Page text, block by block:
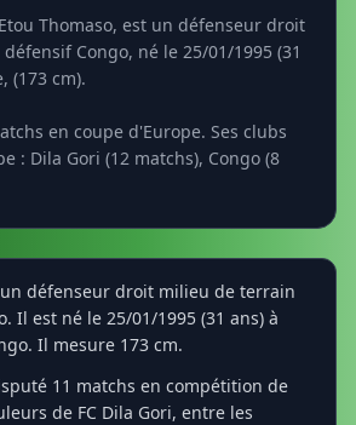
Thomaso, est un défenseur droit
Congo, né le 25/01/1995 (31
(173 cm).
en coupe d'Europe. Ses clubs
: Dila Gori (12 matchs), Congo (8
un défenseur droit milieu de terrain
Il est né le 25/01/1995 (31 ans) à
Il mesure 173 cm.
11 matchs en compétition de
de FC Dila Gori, entre les